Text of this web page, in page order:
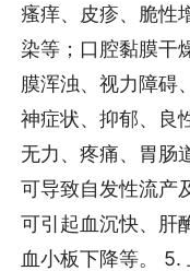
瘙痒、皮疹、脆性
染等；口腔黏膜干
膜浑浊、视力障碍
神症状、抑郁、良
无力、疼痛、胃肠
可导致自发性流产
可引起血沉快、肝
血小板下降等。 5.